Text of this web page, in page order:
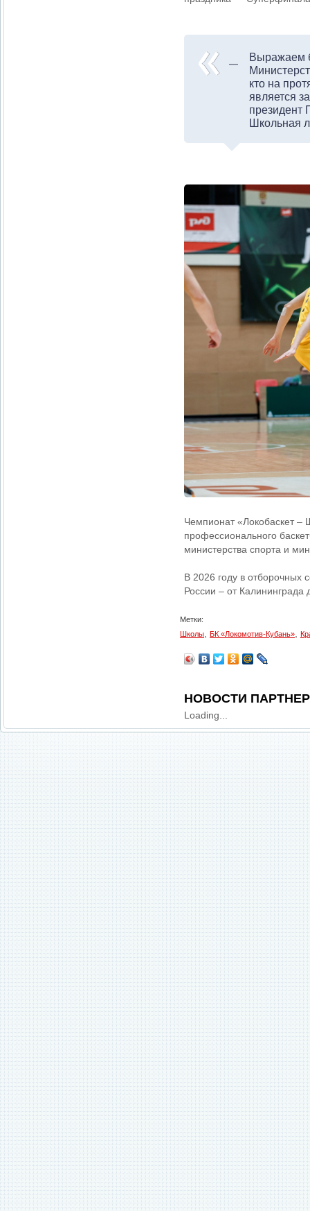
Выражаем
кто на
является
президент
Школьная
Чемпионат «Локобаскет –
профессионального
министерства спорта и
В 2026 году в отборочных
России – от Калининграда
Метки:
Школы
БК «Локомотив-Кубань»
НОВОСТИ
Loading...